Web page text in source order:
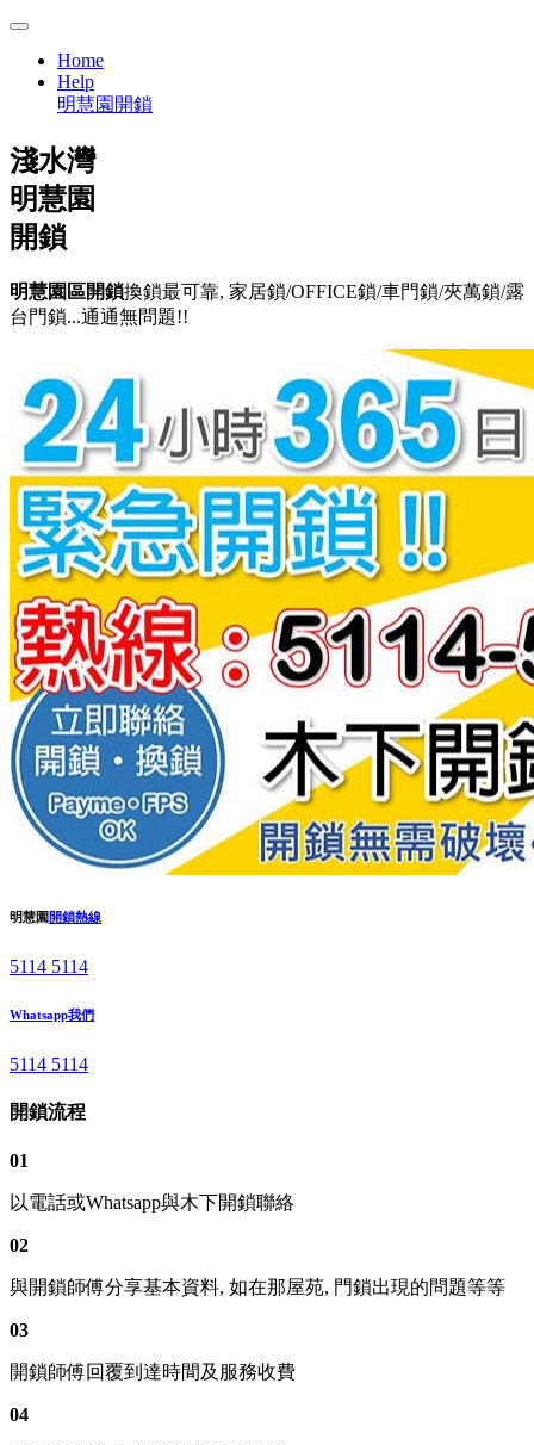
Home
Help
明慧園開鎖
淺水灣
明慧園
開鎖
明慧園區開鎖換鎖最可靠, 家居鎖/OFFICE鎖/車門鎖/夾萬鎖/露
台門鎖...通通無問題!!
明慧園開鎖熱線
5114 5114
Whatsapp我們
5114 5114
開鎖流程
01
以電話或Whatsapp與木下開鎖聯絡
02
與開鎖師傅分享基本資料, 如在那屋苑, 門鎖出現的問題等等
03
開鎖師傅回覆到達時間及服務收費
04